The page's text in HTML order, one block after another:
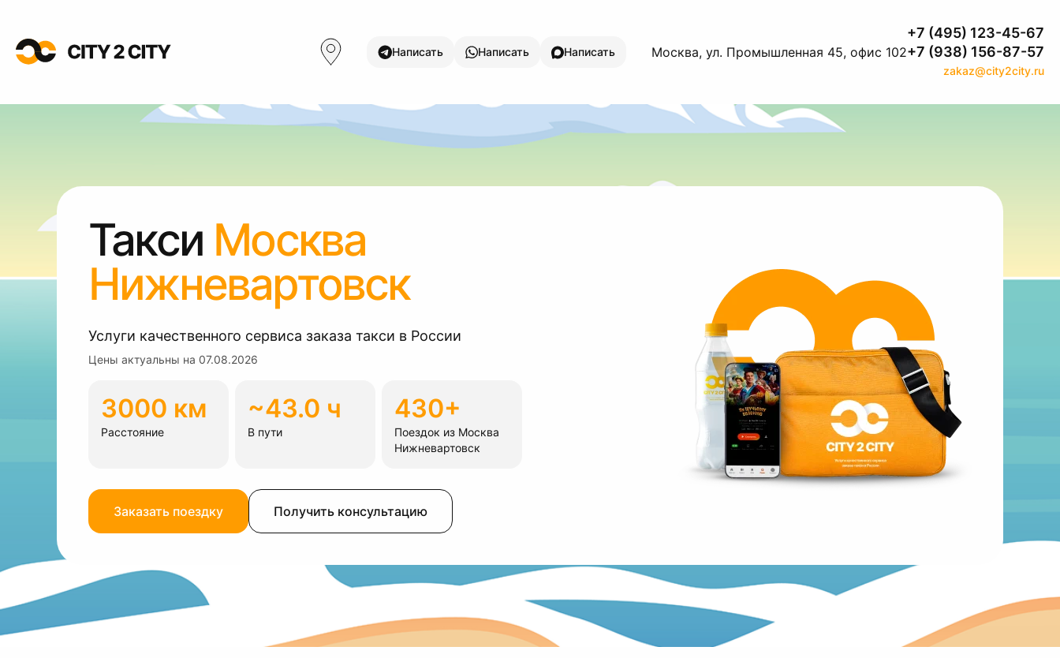
Написать Написать Написать Москва, ул. Промышленная 45, офис 102
+7 (495) 123-45-67
+7 (938) 156-87-57
zakaz@city2city.ru
Такси Москва
Нижневартовск
Услуги качественного сервиса заказа такси в России
Цены актуальны на 07.08.2026
3000 км
Расстояние
~43.0 ч
В пути
430+
Поездок из Москва
Нижневартовск
Заказать поездку Получить консультацию